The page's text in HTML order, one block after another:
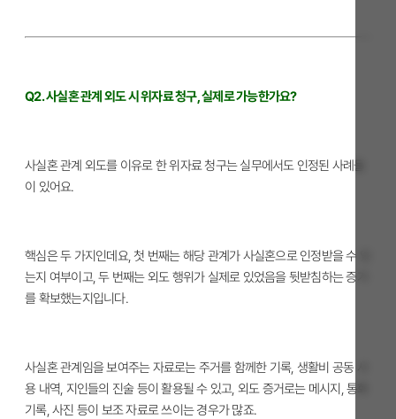
Q2. 사실혼 관계 외도 시 위자료 청구, 실제로 가능한가요?
사실혼 관계 외도를 이유로 한 위자료 청구는 실무에서도 인정된 사례들
이 있어요.
핵심은 두 가지인데요, 첫 번째는 해당 관계가 사실혼으로 인정받을 수 있
는지 여부이고, 두 번째는 외도 행위가 실제로 있었음을 뒷받침하는 증거
를 확보했는지입니다.
사실혼 관계임을 보여주는 자료로는 주거를 함께한 기록, 생활비 공동 사
용 내역, 지인들의 진술 등이 활용될 수 있고, 외도 증거로는 메시지, 통화
기록, 사진 등이 보조 자료로 쓰이는 경우가 많죠.